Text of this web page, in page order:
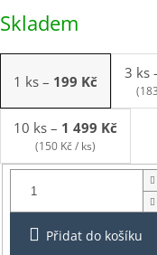
cena:
Skladem
1 ks – 199 Kč 3 ks
10 ks – 1 499 Kč
(150 Kč / ks)
Balení:
Přidat do košíku